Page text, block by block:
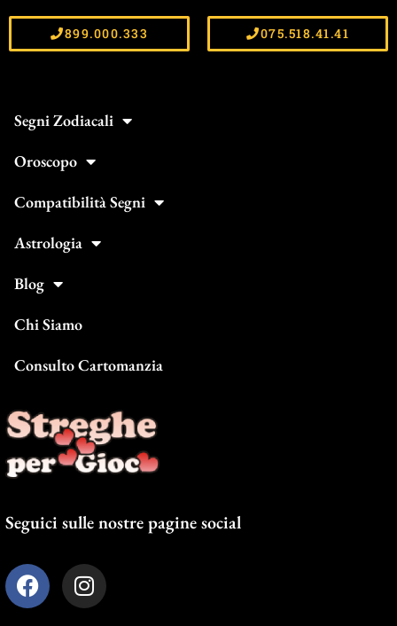
899.000.333 075.518.41.41
Segni Zodiacali
Oroscopo
Compatibilità Segni
Astrologia
Blog
Chi Siamo
Consulto Cartomanzia
Seguici sulle nostre pagine social
F
a
I
n